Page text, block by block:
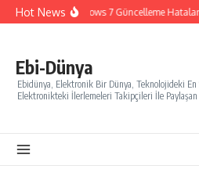
İçeriğe atla
Hot NewsWindows 7 Güncelleme
Ebi-Dünya
Ebidünya, Elektronik Bir Dünya, Teknolojideki En
Elektronikteki İlerlemeleri Takipçileri İle Paylaşan